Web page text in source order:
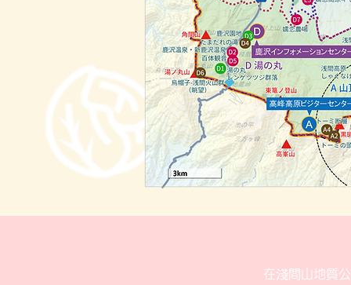
在淺間山地質